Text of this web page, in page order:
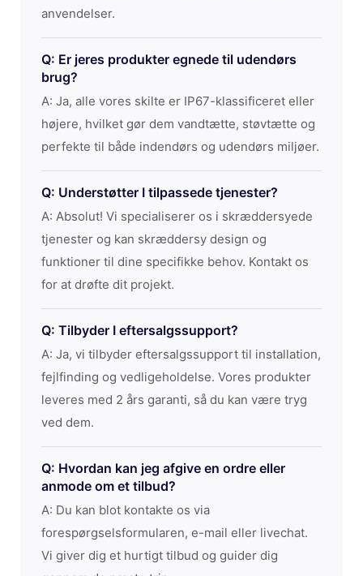
anvendelser.
Q: Er jeres produkter egnede til udendørs
brug?
A: Ja, alle vores skilte er IP67-klassificeret eller
højere, hvilket gør dem vandtætte, støvtætte og
perfekte til både indendørs og udendørs miljøer.
Q: Understøtter I tilpassede tjenester?
A: Absolut! Vi specialiserer os i skræddersyede
tjenester og kan skræddersy design og
funktioner til dine specifikke behov. Kontakt os
for at drøfte dit projekt.
Q: Tilbyder I eftersalgssupport?
A: Ja, vi tilbyder eftersalgssupport til installation,
fejlfinding og vedligeholdelse. Vores produkter
leveres med 2 års garanti, så du kan være tryg
ved dem.
Q: Hvordan kan jeg afgive en ordre eller
anmode om et tilbud?
A: Du kan blot kontakte os via
forespørgselsformularen, e-mail eller livechat.
Vi giver dig et hurtigt tilbud og guider dig